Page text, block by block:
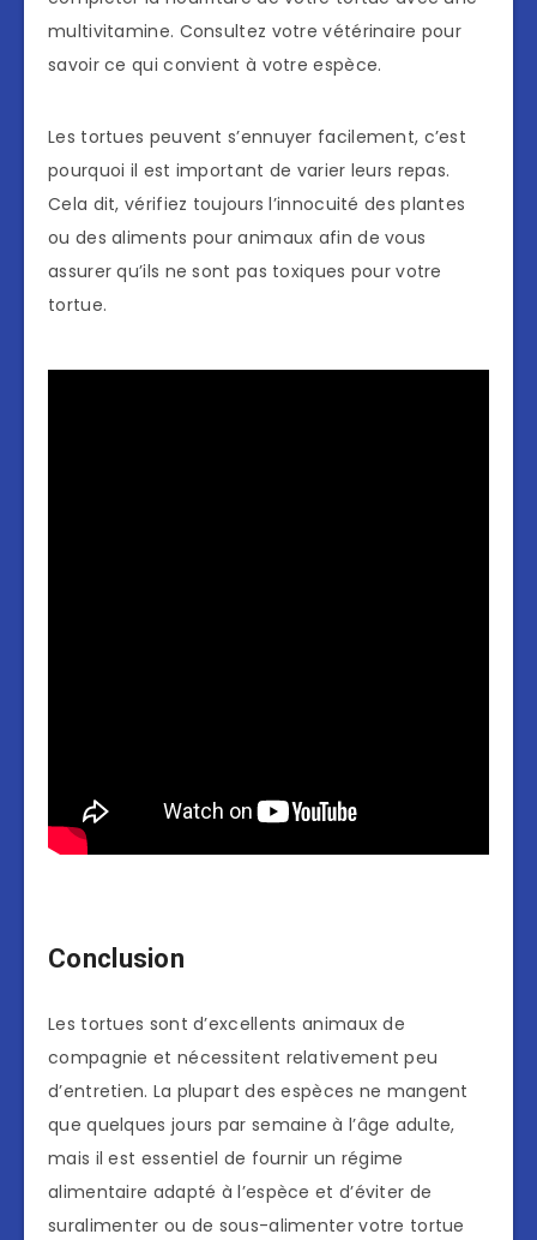
multivitamine. Consultez votre vétérinaire pour
savoir ce qui convient à votre espèce.
Les tortues peuvent s’ennuyer facilement, c’est
pourquoi il est important de varier leurs repas.
Cela dit, vérifiez toujours l’innocuité des plantes
ou des aliments pour animaux afin de vous
assurer qu’ils ne sont pas toxiques pour votre
tortue.
Conclusion
Les tortues sont d’excellents animaux de
compagnie et nécessitent relativement peu
d’entretien. La plupart des espèces ne mangent
que quelques jours par semaine à l’âge adulte,
mais il est essentiel de fournir un régime
alimentaire adapté à l’espèce et d’éviter de
suralimenter ou de sous-alimenter votre tortue